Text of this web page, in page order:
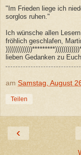
"Im Frieden liege ich
sorglos ruhen."
Ich wünsche allen
fröhlich geschlafen,
lieben Gedanken zu
am Samstag, August
Teilen
‹